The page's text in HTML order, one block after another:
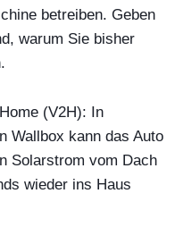
betreiben. Geben
warum Sie bisher
(V2H): In
Wallbox kann das Auto
Solarstrom vom Dach
wieder ins Haus